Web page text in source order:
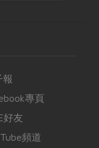
報
專頁
好友
頻道